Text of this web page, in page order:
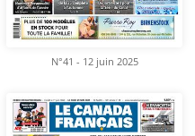
N°41 - 12 juin 2025